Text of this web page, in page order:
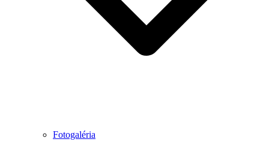
Fotogaléria